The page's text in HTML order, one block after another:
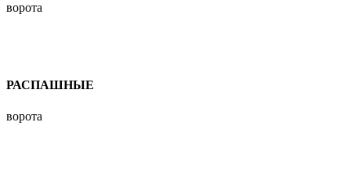
ворота
РАСПАШНЫЕ
ворота